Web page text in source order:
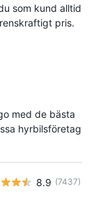
som kund alltid
pris.
med de bästa
hyrbilsföretag
8.9 (7437)